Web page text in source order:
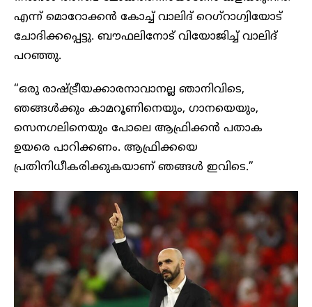
എന്ന് മൊറോക്കൻ കോച്ച് വാലിദ് റെഗ്റാഗ്വിയോട്
ചോദിക്കപ്പെട്ടു. ബൗഫലിനോട് വിയോജിച്ച് വാലിദ്
പറഞ്ഞു.
“ഒരു രാഷ്ട്രീയക്കാരനാവാനല്ല ഞാനിവിടെ,
ഞങ്ങൾക്കും കാമറൂണിനെയും, ഗാനയെയും,
സെനഗലിനെയും പോലെ ആഫ്രിക്കൻ പതാക
ഉയരെ പാറിക്കണം. ആഫ്രിക്കയെ
പ്രതിനിധീകരിക്കുകയാണ് ഞങ്ങൾ ഇവിടെ.”